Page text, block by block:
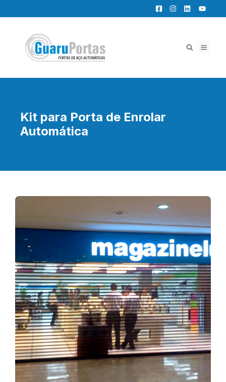
para
conteúdo
MENU
Kit para Porta de Enrolar
Automática